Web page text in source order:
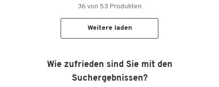
36von 53Produkten
Weitere laden
Wie zufrieden sind Sie mit den
Suchergebnissen?